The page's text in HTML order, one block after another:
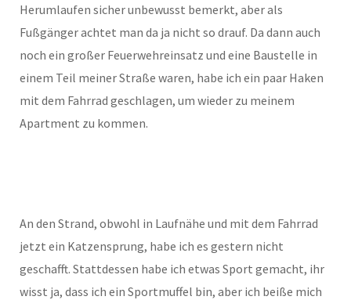
Herumlaufen sicher unbewusst bemerkt, aber als
Fußgänger achtet man da ja nicht so drauf. Da dann auch
noch ein großer Feuerwehreinsatz und eine Baustelle in
einem Teil meiner Straße waren, habe ich ein paar Haken
mit dem Fahrrad geschlagen, um wieder zu meinem
Apartment zu kommen.
An den Strand, obwohl in Laufnähe und mit dem Fahrrad
jetzt ein Katzensprung, habe ich es gestern nicht
geschafft. Stattdessen habe ich etwas Sport gemacht, ihr
wisst ja, dass ich ein Sportmuffel bin, aber ich beiße mich